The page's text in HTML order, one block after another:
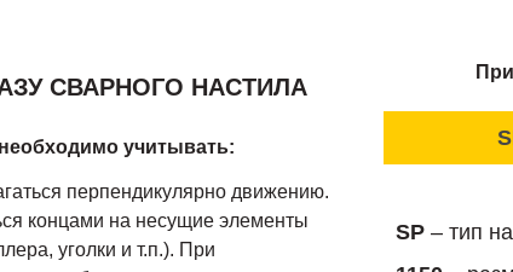
СВАРНОГО НАСТИЛА
учитывать:
перпендикулярно движению.
концами на несущие элементы
уголки и т.п.). При
SP – тип